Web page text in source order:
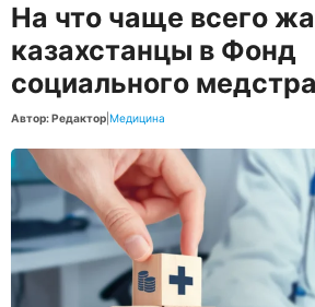
На что чаще всего
казахстанцы в Фонд
социального
Автор: Редактор Медицина